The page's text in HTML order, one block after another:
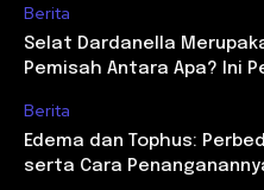
Berita
Selat Dardanella
Pemisah Antara Apa? Ini
Berita
Edema dan Tophus:
serta Cara